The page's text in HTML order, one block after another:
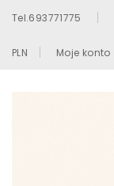
Tel.693771775
PLN Moje konto